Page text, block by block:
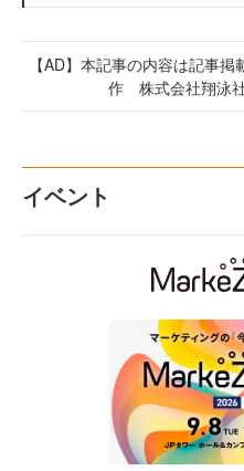
【AD】本記事の内容は記事
作 株式会社翔泳
イベント